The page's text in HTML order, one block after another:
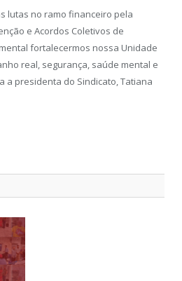
lutas no ramo financeiro pela
e Acordos Coletivos de
fortalecermos nossa Unidade
real, segurança, saúde mental e
a presidenta do Sindicato, Tatiana